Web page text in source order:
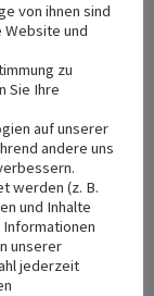
DETAILS
Date:
مارس 17, 2024
Time:
von ihnen sind
Website und
zu
Sie Ihre
auf unserer
andere uns
werden (z. B.
und Inhalte
unserer
jederzeit